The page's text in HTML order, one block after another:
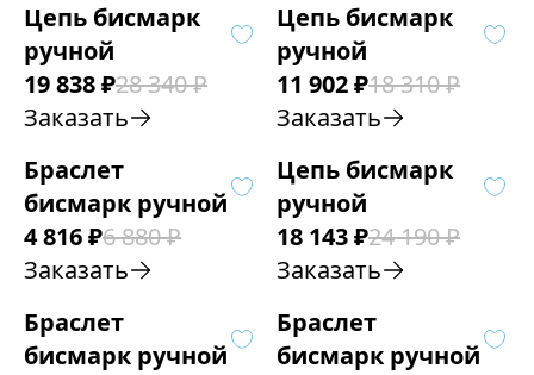
Цепь бисмарк
ручной
19 838₽28 340₽
Заказать
Цепь бисмарк
ручной
11 902₽18 310₽
Заказать
Браслет
бисмарк ручной
4 816₽6 880₽
Заказать
Цепь бисмарк
ручной
18 143₽24 190₽
Заказать
Браслет
бисмарк ручной
Браслет
бисмарк ручной